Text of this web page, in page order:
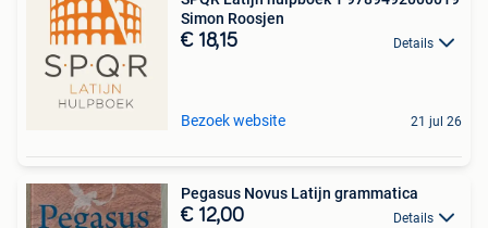
Simon Roosjen
€ 18,15 Details
Bezoek website 21 jul 26
Pegasus Novus Latijn grammatica
€ 12,00 Details